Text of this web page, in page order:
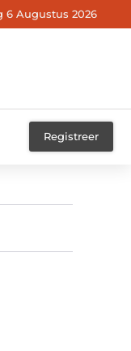
6 Augustus 2026
Registreer